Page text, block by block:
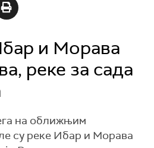
и Морава
реке за сада
на оближњим
су реке Ибар и Морава